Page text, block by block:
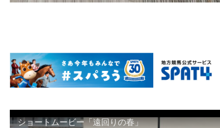
ショートムービー「遠回りの春」